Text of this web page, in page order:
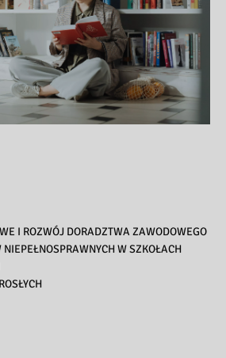
I ROZWÓJ DORADZTWA ZAWODOWEGO
W SZKOŁACH